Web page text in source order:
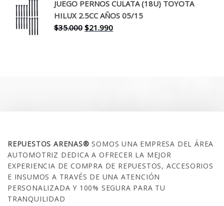
original
era:
$30.000.
actual
es:
$17.990.
JUEGO PERNOS CULATA (18U) TOYOTA
HILUX 2.5CC AÑOS 05/15
$35.000 El
$21.990El
REPUESTOS ARENAS®SOMOS UNA EMPRESA DEL ÁREA
AUTOMOTRIZ DEDICA A OFRECER LA MEJOR
EXPERIENCIA DE COMPRA DE REPUESTOS, ACCESORIOS
E INSUMOS A TRAVÉS DE UNA ATENCIÓN
PERSONALIZADA Y 100% SEGURA PARA TU
TRANQUILIDAD